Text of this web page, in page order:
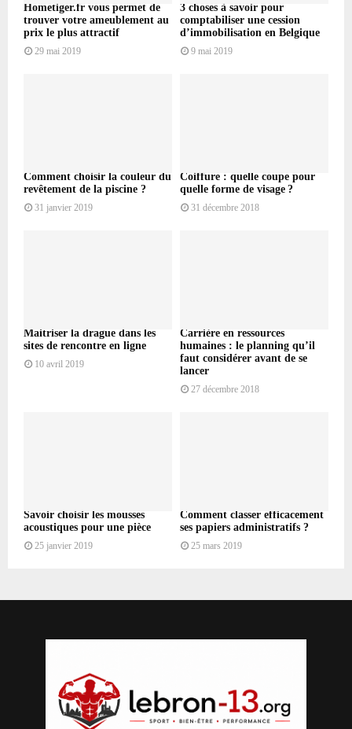
Hometiger.fr vous permet de
trouver votre ameublement au
prix le plus attractif
29 mai 2019
3 choses à savoir pour
comptabiliser une cession
d’immobilisation en Belgique
9 mai 2019
Comment choisir la couleur du
revêtement de la piscine ?
31 janvier 2019
Coiffure : quelle coupe pour
quelle forme de visage ?
31 décembre 2018
Maitriser la drague dans les
sites de rencontre en ligne
10 avril 2019
Carrière en ressources
humaines : le planning qu’il
faut considérer avant de se
lancer
27 décembre 2018
Savoir choisir les mousses
acoustiques pour une pièce
25 janvier 2019
Comment classer efficacement
ses papiers administratifs ?
25 mars 2019